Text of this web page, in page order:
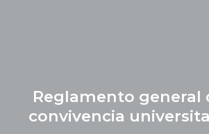
Reglamento general
convivencia